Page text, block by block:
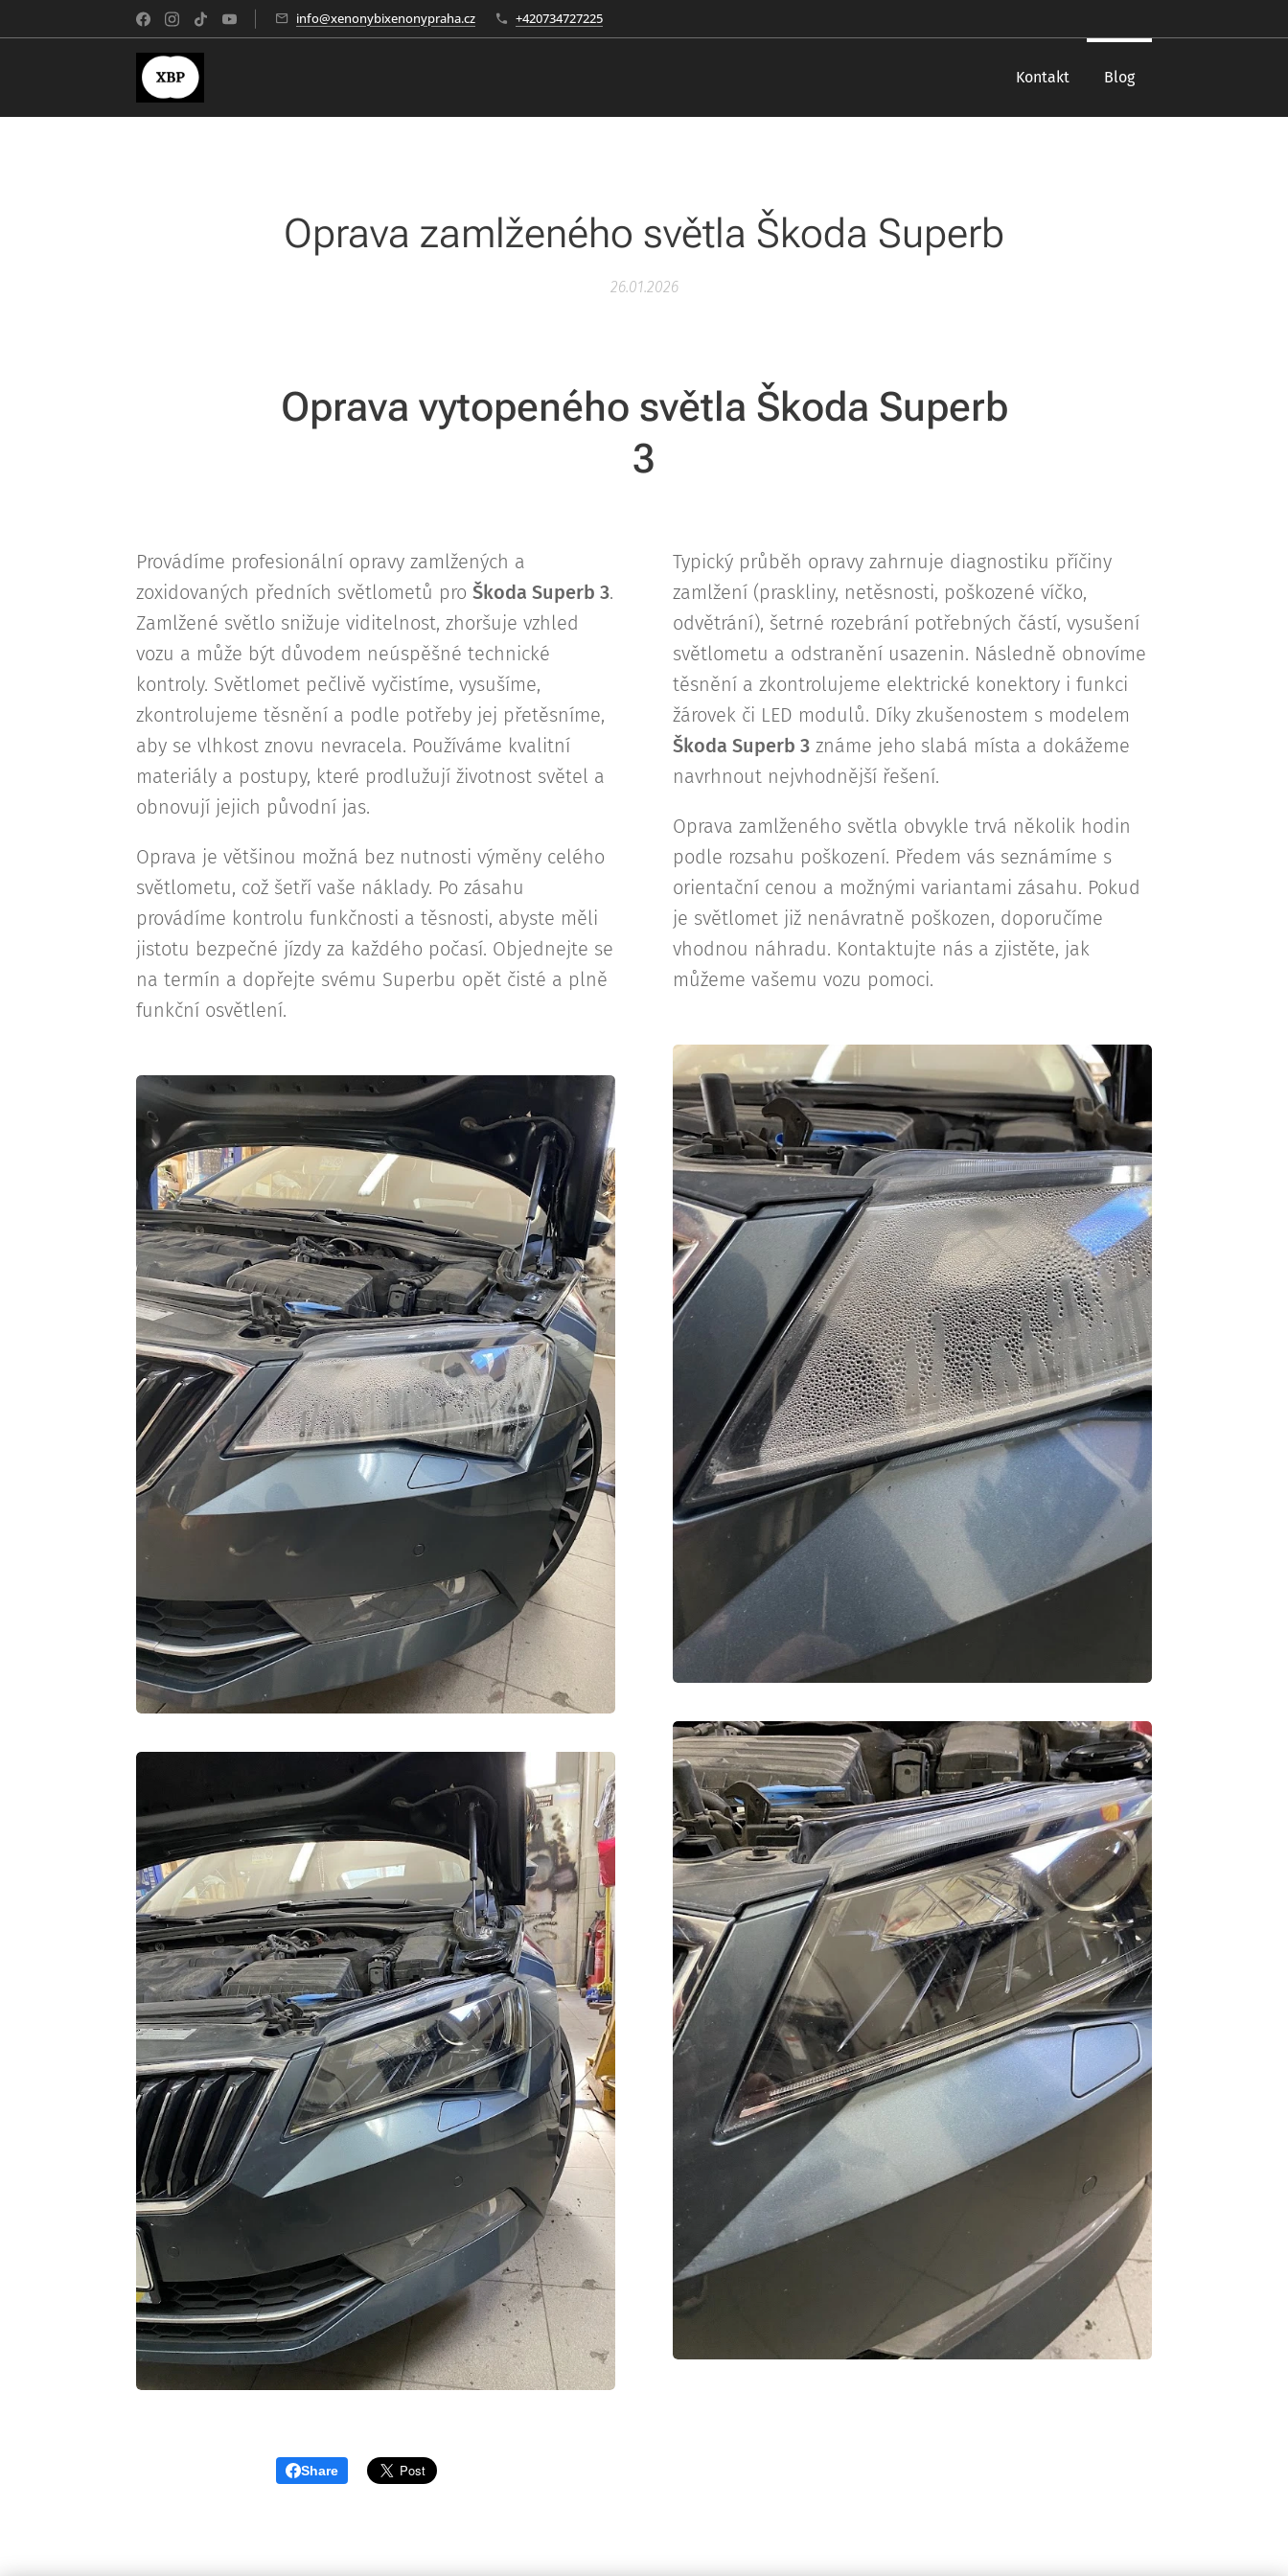
info@xenonybixenonypraha.cz +420734727225
Kontakt Blog
Oprava zamlženého světla Škoda Superb
26.01.2026
Oprava vytopeného světla Škoda Superb
3
Provádíme profesionální opravy zamlžených a
zoxidovaných předních světlometů pro Škoda Superb 3.
Zamlžené světlo snižuje viditelnost, zhoršuje vzhled
vozu a může být důvodem neúspěšné technické
kontroly. Světlomet pečlivě vyčistíme, vysušíme,
zkontrolujeme těsnění a podle potřeby jej přetěsníme,
aby se vlhkost znovu nevracela. Používáme kvalitní
materiály a postupy, které prodlužují životnost světel a
obnovují jejich původní jas.
Oprava je většinou možná bez nutnosti výměny celého
světlometu, což šetří vaše náklady. Po zásahu
provádíme kontrolu funkčnosti a těsnosti, abyste měli
jistotu bezpečné jízdy za každého počasí. Objednejte se
na termín a dopřejte svému Superbu opět čisté a plně
funkční osvětlení.
Typický průběh opravy zahrnuje diagnostiku příčiny
zamlžení (praskliny, netěsnosti, poškozené víčko,
odvětrání), šetrné rozebrání potřebných částí, vysušení
světlometu a odstranění usazenin. Následně obnovíme
těsnění a zkontrolujeme elektrické konektory i funkci
žárovek či LED modulů. Díky zkušenostem s modelem
Škoda Superb 3 známe jeho slabá místa a dokážeme
navrhnout nejvhodnější řešení.
Oprava zamlženého světla obvykle trvá několik hodin
podle rozsahu poškození. Předem vás seznámíme s
orientační cenou a možnými variantami zásahu. Pokud
je světlomet již nenávratně poškozen, doporučíme
vhodnou náhradu. Kontaktujte nás a zjistěte, jak
můžeme vašemu vozu pomoci.
Share